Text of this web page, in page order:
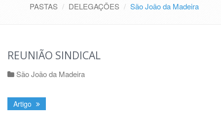
PASTAS DELEGAÇÕES São João da Madeira
REUNIÃO SINDICAL
São João da Madeira
Artigo